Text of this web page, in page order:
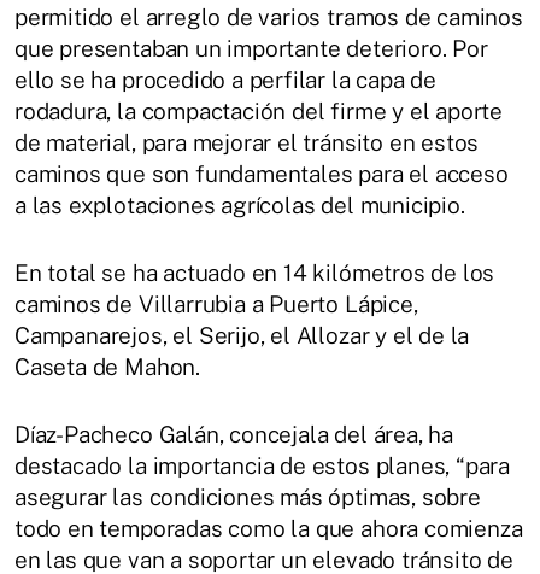
permitido el arreglo de varios tramos de caminos
que presentaban un importante deterioro. Por
ello se ha procedido a perfilar la capa de
rodadura, la compactación del firme y el aporte
de material, para mejorar el tránsito en estos
caminos que son fundamentales para el acceso
a las explotaciones agrícolas del municipio.
En total se ha actuado en 14 kilómetros de los
caminos de Villarrubia a Puerto Lápice,
Campanarejos, el Serijo, el Allozar y el de la
Caseta de Mahon.
Díaz-Pacheco Galán, concejala del área, ha
destacado la importancia de estos planes, “para
asegurar las condiciones más óptimas, sobre
todo en temporadas como la que ahora comienza
en las que van a soportar un elevado tránsito de